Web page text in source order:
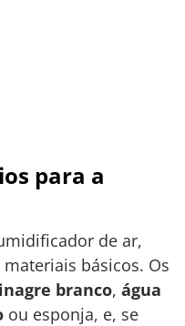
para a
de ar,
básicos. Os
branco, água
ou esponja, e, se